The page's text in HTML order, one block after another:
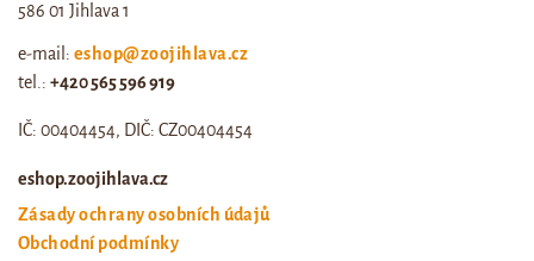
586 01 Jihlava 1
e-mail: eshop@zoojihlava.cz
tel.: +420 565 596 919
IČ: 00404454, DIČ: CZ00404454
eshop.zoojihlava.cz
Zásady ochrany osobních údajů
Obchodní podmínky